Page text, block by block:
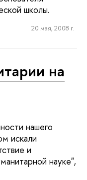
школы.
20 мая, 2008 г.
на
нашего
искали
и
науке",